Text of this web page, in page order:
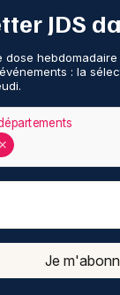
JDS
hebdomadaire
: la
Je